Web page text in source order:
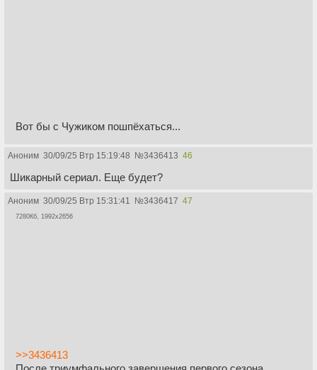
Вот бы с Чужиком пошпёхаться...
Аноним 30/09/25 Втр 15:19:48 №3436413 46
Шикарный сериал. Еще будет?
Аноним 30/09/25 Втр 15:31:41 №3436417 47
7280Кб, 1992x2656
>>3436413